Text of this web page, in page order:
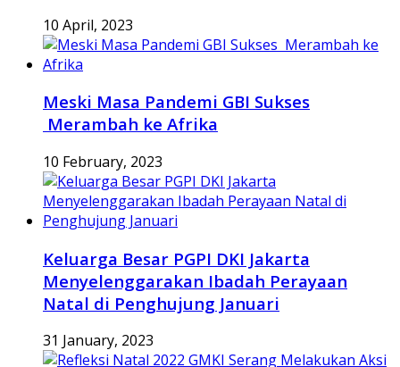
10 April, 2023
Meski Masa Pandemi GBI Sukses
Merambah ke Afrika
10 February, 2023
Keluarga Besar PGPI DKI Jakarta
Menyelenggarakan Ibadah Perayaan
Natal di Penghujung Januari
31 January, 2023